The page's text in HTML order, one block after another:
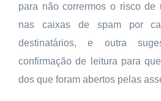
para não corrermos o risco de
nas caixas de spam por
destinatários, e outra
confirmação de leitura para
dos que foram abertos pelas